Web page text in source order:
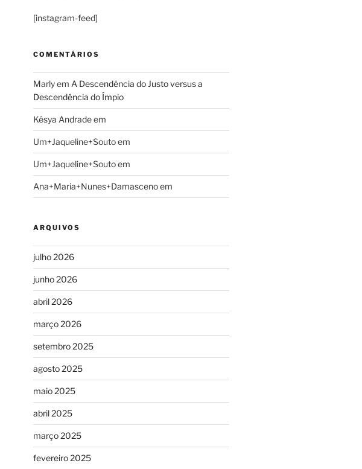
[instagram-feed]
COMENTÁRIOS
Marlyem A Descendência do Justo versus a
Descendência do Ímpio
Késya Andradeem
Um+Jaqueline+Soutoem
Um+Jaqueline+Soutoem
Ana+Maria+Nunes+Damascenoem
ARQUIVOS
julho 2026
junho 2026
abril 2026
março 2026
setembro 2025
agosto 2025
maio 2025
abril 2025
março 2025
fevereiro 2025